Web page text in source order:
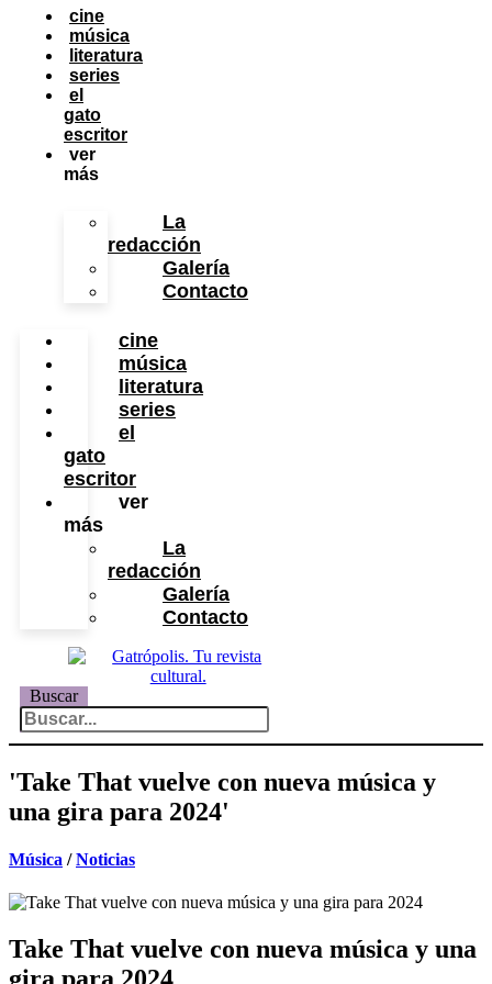
cine
música
literatura
series
el
gato
escritor
ver
más
La
redacción
Galería
Contacto
cine
música
literatura
series
el
gato
escritor
ver
más
La
redacción
Galería
Contacto
Buscar
'Take That vuelve con nueva música y
una gira para 2024'
Música /Noticias
Take That vuelve con nueva música y una